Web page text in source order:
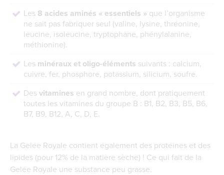
Les 8 acides aminés « essentiels » que l’organisme
ne sait pas fabriquer seul (valine, lysine, thréonine,
leucine, isoleucine, tryptophane, phénylalanine,
méthionine).
Les minéraux et oligo-éléments suivants : calcium,
cuivre, fer, phosphore, potassium, silicium, soufre.
Des vitamines en grand nombre, dont pratiquement
toutes les vitamines du groupe B : B1, B2, B3, B5, B6,
B7, B9, B12, A, C, D, E.
La Gelée Royale contient également des protéines et des
lipides (pour 12% de la matière sèche) ! Ce qui fait de la
Gelée Royale une substance peu grasse.